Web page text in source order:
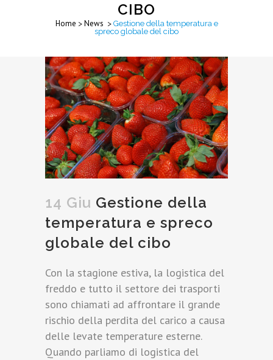
CIBO
Home > News > Gestione della temperatura e
spreco globale del cibo
14 Giu Gestione della
temperatura e spreco
globale del cibo
Con la stagione estiva, la logistica del
freddo e tutto il settore dei trasporti
sono chiamati ad affrontare il grande
rischio della perdita del carico a causa
delle levate temperature esterne.
Quando parliamo di logistica del